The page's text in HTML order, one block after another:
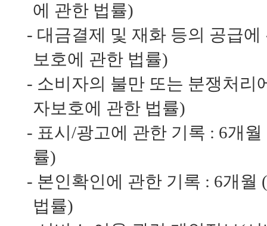
에 관한 법률)
- 대금결제 및 재화 등의 공급
보호에 관한 법률)
- 소비자의 불만 또는 분쟁처리
자보호에 관한 법률)
- 표시/광고에 관한 기록 : 6개
률)
- 본인확인에 관한 기록 : 6개
법률)